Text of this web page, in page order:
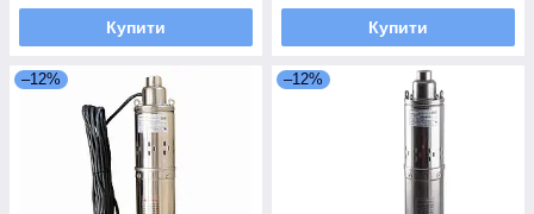
Купити Купити
–12% –12%